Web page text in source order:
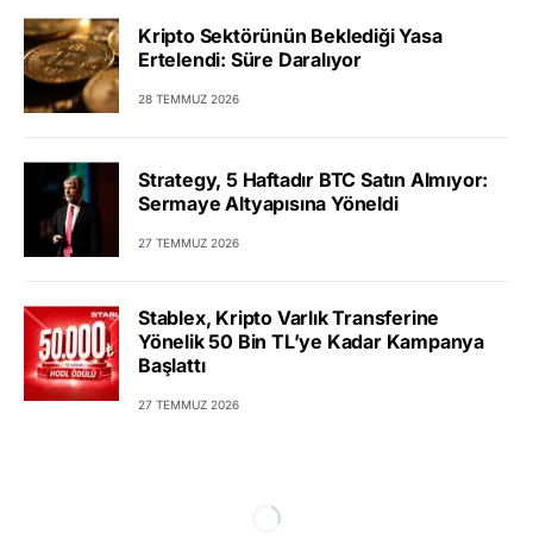
Kripto Sektörünün Beklediği Yasa
Ertelendi: Süre Daralıyor
28 TEMMUZ 2026
Strategy, 5 Haftadır BTC Satın Almıyor:
Sermaye Altyapısına Yöneldi
27 TEMMUZ 2026
Stablex, Kripto Varlık Transferine
Yönelik 50 Bin TL’ye Kadar Kampanya
Başlattı
27 TEMMUZ 2026